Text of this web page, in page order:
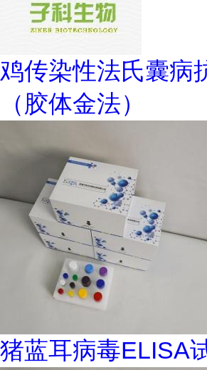
鸡传染性法氏囊病
（胶体金法）
猪蓝耳病毒ELISA